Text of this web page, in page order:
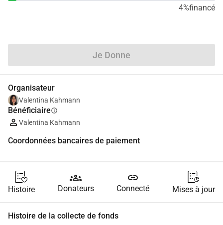
4%financé
Je Donne
Organisateur
Valentina Kahmann
Bénéficiaireinfo
Valentina Kahmann
Coordonnées bancaires de paiement
Histoire
groups
Donateurs
link
Connecté Mises à jour
Histoire de la collecte de fonds